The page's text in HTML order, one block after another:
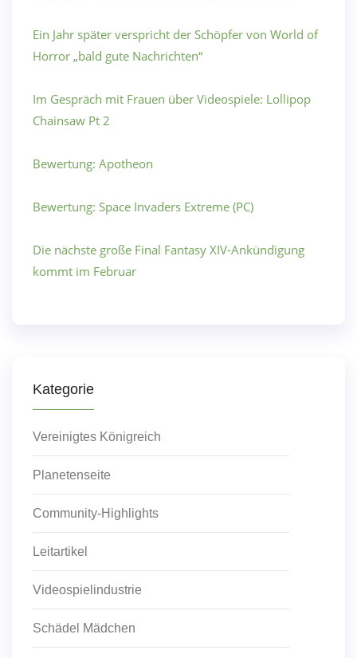
Ein Jahr später verspricht der Schöpfer von World of
Horror „bald gute Nachrichten“
Im Gespräch mit Frauen über Videospiele: Lollipop
Chainsaw Pt 2
Bewertung: Apotheon
Bewertung: Space Invaders Extreme (PC)
Die nächste große Final Fantasy XIV-Ankündigung
kommt im Februar
Kategorie
Vereinigtes Königreich
Planetenseite
Community-Highlights
Leitartikel
Videospielindustrie
Schädel Mädchen